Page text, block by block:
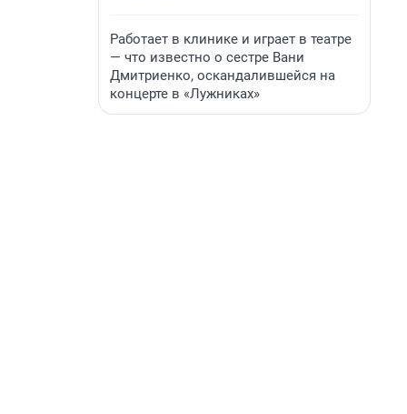
Работает в клинике и играет в театре
— что известно о сестре Вани
Дмитриенко, оскандалившейся на
концерте в «Лужниках»